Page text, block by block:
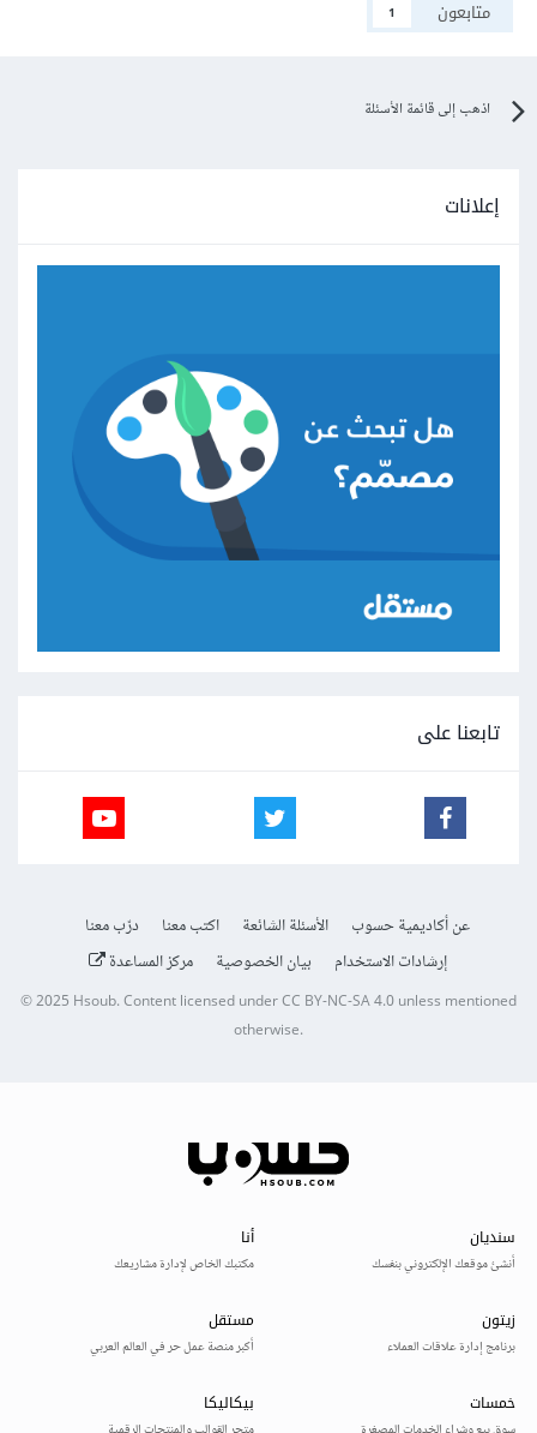
متابعون
1
اذهب إلى قائمة الأسئلة
إعلانات
تابعنا على
عن أكاديمية حسوب الأسئلة الشائعة اكتب معنا
درّب معنا
إرشادات الاستخدام
بيان الخصوصية مركز المساعدة
© 2025Hsoub.Content licensed underCC BY-NC-SA 4.0unless mentioned
otherwise.